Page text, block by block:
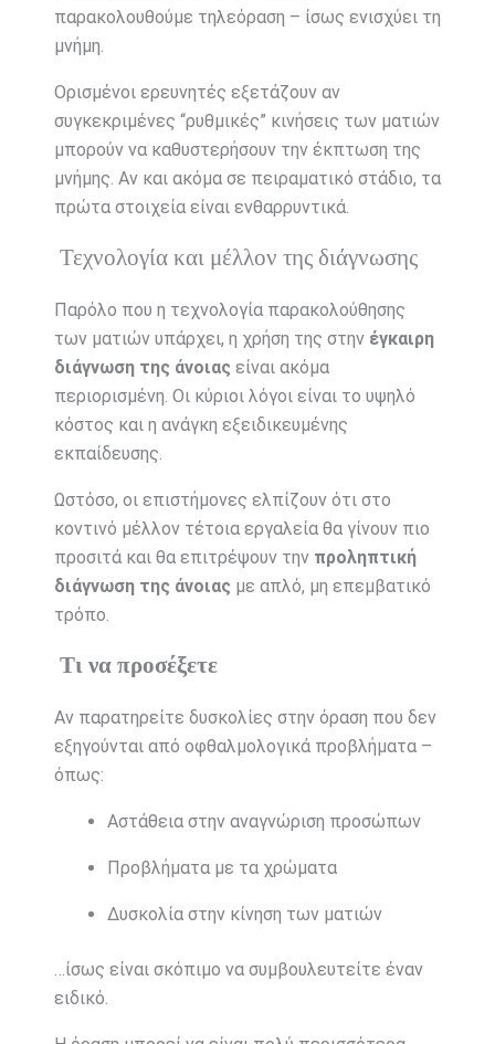
παρακολουθούμε τηλεόραση – ίσως ενισχύει τη
μνήμη.
Ορισμένοι ερευνητές εξετάζουν αν
συγκεκριμένες “ρυθμικές” κινήσεις των ματιών
μπορούν να καθυστερήσουν την έκπτωση της
μνήμης. Αν και ακόμα σε πειραματικό στάδιο, τα
πρώτα στοιχεία είναι ενθαρρυντικά.
Τεχνολογία και μέλλον της διάγνωσης
Παρόλο που η τεχνολογία παρακολούθησης
των ματιών υπάρχει, η χρήση της στην έγκαιρη
διάγνωση της άνοιας είναι ακόμα
περιορισμένη. Οι κύριοι λόγοι είναι το υψηλό
κόστος και η ανάγκη εξειδικευμένης
εκπαίδευσης.
Ωστόσο, οι επιστήμονες ελπίζουν ότι στο
κοντινό μέλλον τέτοια εργαλεία θα γίνουν πιο
προσιτά και θα επιτρέψουν την προληπτική
διάγνωση της άνοιας με απλό, μη επεμβατικό
τρόπο.
Τι να προσέξετε
Αν παρατηρείτε δυσκολίες στην όραση που δεν
εξηγούνται από οφθαλμολογικά προβλήματα –
όπως:
Αστάθεια στην αναγνώριση προσώπων
Προβλήματα με τα χρώματα
Δυσκολία στην κίνηση των ματιών
…ίσως είναι σκόπιμο να συμβουλευτείτε έναν
ειδικό.